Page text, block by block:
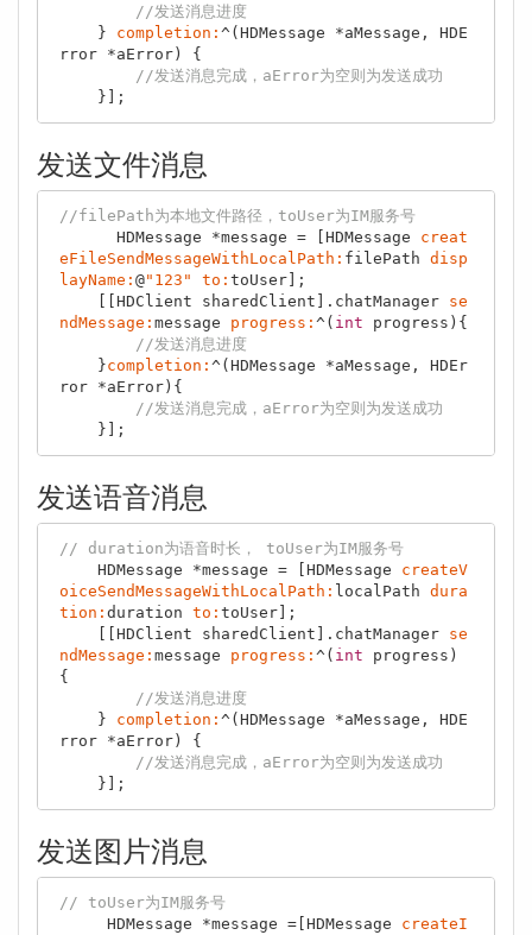
//发送消息进度
    }
completion: ^(HDMessage *aMessage, HDE
rror *aError) {
//发送消息完成，aError为空则为发送成功
发送文件消息
//filePath为本地文件路径，toUser为IM服务号
      HDMessage *message = [HDMessage
creat
eFileSendMessageWithLocalPath: filePath disp
layName: @"123" to: toUser];
    [[HDClient sharedClient].chatManager
se
ndMessage: message progress: ^( int progress){
//发送消息进度
    }
completion: ^(HDMessage *aMessage, HDEr
ror *aError){
发送语音消息
// duration为语音时长， toUser为IM服务号
    HDMessage *message = [HDMessage
createV
oiceSendMessageWithLocalPath: localPath dura
tion: duration to: toUser];
    [[HDClient sharedClient].chatManager
se
ndMessage: message progress: ^( int progress)
{
//发送消息进度
    }
completion: ^(HDMessage *aMessage, HDE
rror *aError) {
//发送消息完成，aError为空则为发送成功
发送图片消息
// toUser为IM服务号
     HDMessage *message =[HDMessage
createI